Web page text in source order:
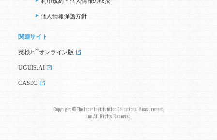
個人情報保護方針
関連サイト
英検Jr. ®オンライン版
UGUIS.AI
CASEC
Copyright © The Japan Institute for Educational Measurement,
Inc. All Rights Reserved.